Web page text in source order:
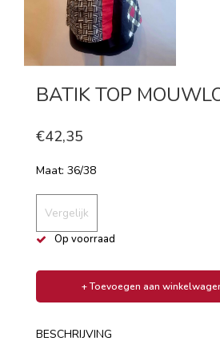
BATIK TOP
€42,35
Maat: 36/38
Vergelijk
Op voorraad
+ Toevoegen aan
BESCHRIJVING